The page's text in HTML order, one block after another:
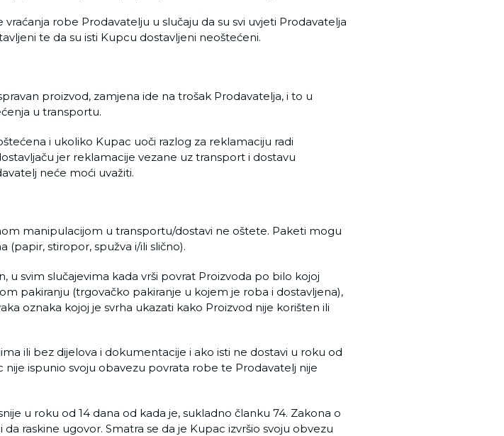
robe Prodavatelju u slučaju da su svi uvjeti Prodavatelja
te da su isti Kupcu dostavljeni neoštećeni.
proizvod, zamjena ide na trošak Prodavatelja, i to u
u transportu.
i ukoliko Kupac uoči razlog za reklamaciju radi
jer reklamacije vezane uz transport i dostavu
neće moći uvažiti.
manipulacijom u transportu/dostavi ne oštete. Paketi mogu
(papir, stiropor, spužva i/ili slično).
svim slučajevima kada vrši povrat Proizvoda po bilo kojoj
pakiranju (trgovačko pakiranje u kojem je roba i dostavljena),
oznaka kojoj je svrha ukazati kako Proizvod nije korišten ili
ili bez dijelova i dokumentacije i ako isti ne dostavi u roku od
nije ispunio svoju obavezu povrata robe te Prodavatelj nije
u roku od 14 dana od kada je, sukladno članku 74. Zakona o
raskine ugovor. Smatra se da je Kupac izvršio svoju obvezu